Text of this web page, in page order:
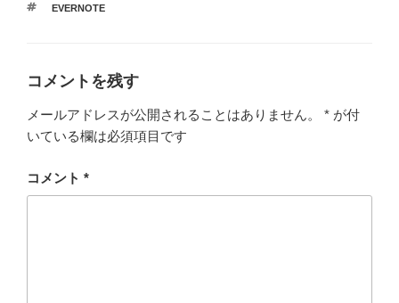
ゴ
タ
EVERNOTE
コメントを残す
メールアドレスが公開されることはありません。 * が付
いている欄は必須項目です
コメント *